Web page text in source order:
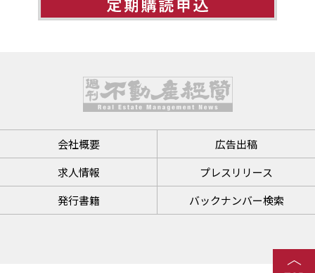
会社概要
広告出稿
求人情報
プレスリリース
発行書籍
バックナンバー検索